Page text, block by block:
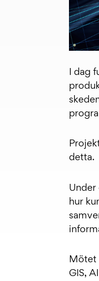
I dag
detta.
Under
hur
Mötet
GIS,